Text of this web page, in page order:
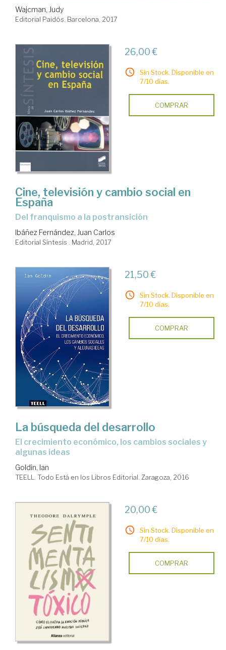
Wajcman, Judy
Editorial Paidós. Barcelona, 2017
26,00 €
Sin Stock. Disponible en
7/10 días.
COMPRAR
Cine, televisión y cambio social en
España
del franquismo a la postransición
Ibáñez Fernández, Juan Carlos
Editorial Síntesis . Madrid, 2017
21,50 €
Sin Stock. Disponible en
7/10 días.
COMPRAR
La búsqueda del desarrollo
el crecimiento económico, los cambios sociales y
algunas ideas
Goldin, Ian
TEELL. Todo Está en los Libros Editorial. Zaragoza, 2016
20,00 €
Sin Stock. Disponible en
7/10 días.
COMPRAR